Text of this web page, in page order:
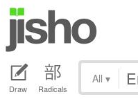
Draw Radicals
All ▾